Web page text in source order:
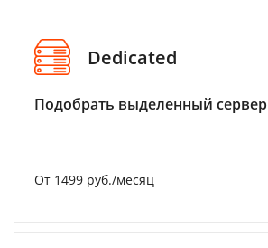
Dedicated
Подобрать выделенный сервер
От 1499 руб./месяц